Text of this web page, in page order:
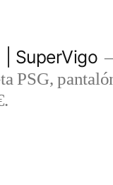
SuperVigo
PSG,